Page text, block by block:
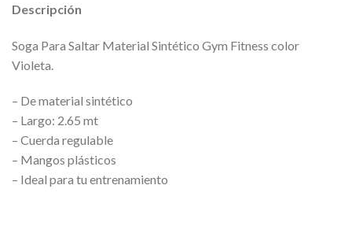
Descripción
Soga Para Saltar Material Sintético Gym Fitness color
Violeta.
– De material sintético
– Largo: 2.65 mt
– Cuerda regulable
– Mangos plásticos
– Ideal para tu entrenamiento